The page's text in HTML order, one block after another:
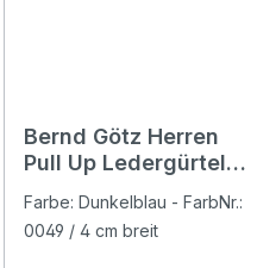
Bernd Götz Herren
Pull Up Ledergürtel
Farbe: Dunkelblau - FarbNr.:
0049 / 4 cm breit